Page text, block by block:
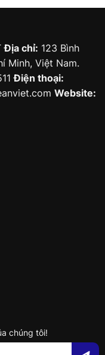
Địa chỉ: 123 Bình
Minh, Việt Nam.
Điện thoại:
Website:
chúng tôi!